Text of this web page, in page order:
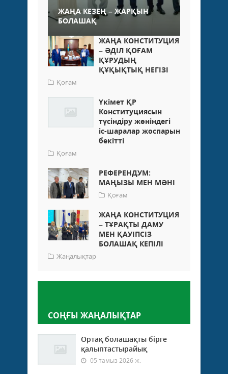
ЖАҢА КЕЗЕҢ – ЖАРҚЫН
БОЛАШАҚ
ЖАҢА КОНСТИТУЦИЯ
– ӘДІЛ ҚОҒАМ
ҚҰРУДЫҢ
ҚҰҚЫҚТЫҚ НЕГІЗІ
Қоғам
Үкімет ҚР
Конституциясын
түсіндіру жөніндегі
іс-шаралар жоспарын
бекітті
Қоғам
РЕФЕРЕНДУМ:
МАҢЫЗЫ МЕН МӘНІ
Қоғам
ЖАҢА КОНСТИТУЦИЯ
– ТҰРАҚТЫ ДАМУ
МЕН ҚАУІПСІЗ
БОЛАШАҚ КЕПІЛІ
Жаңалықтар
СОҢҒЫ ЖАҢАЛЫҚТАР
Ортақ болашақты бірге
қалыптастырайық
05 тамыз 2026 ж.